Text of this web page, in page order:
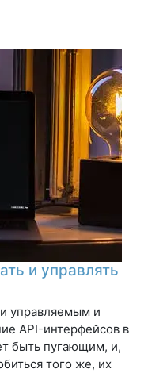
и управлять
управляемым и
API-интерфейсов в
быть пугающим, и,
того же, их